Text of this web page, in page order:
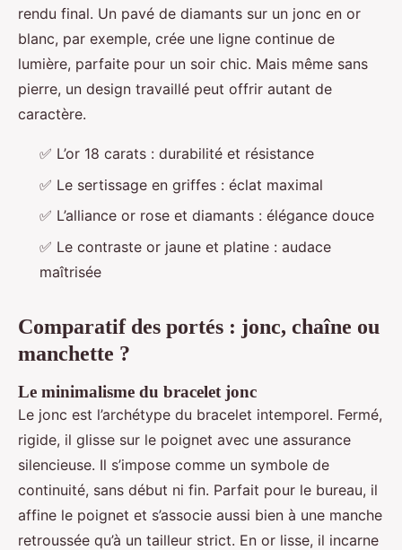
rendu final. Un pavé de diamants sur un jonc en or
blanc, par exemple, crée une ligne continue de
lumière, parfaite pour un soir chic. Mais même sans
pierre, un design travaillé peut offrir autant de
caractère.
✅ L’or 18 carats : durabilité et résistance
✅ Le sertissage en griffes : éclat maximal
✅ L’alliance or rose et diamants : élégance douce
✅ Le contraste or jaune et platine : audace
maîtrisée
Comparatif des portés : jonc, chaîne ou
manchette ?
Le minimalisme du bracelet jonc
Le jonc est l’archétype du bracelet intemporel. Fermé,
rigide, il glisse sur le poignet avec une assurance
silencieuse. Il s’impose comme un symbole de
continuité, sans début ni fin. Parfait pour le bureau, il
affine le poignet et s’associe aussi bien à une manche
retroussée qu’à un tailleur strict. En or lisse, il incarne